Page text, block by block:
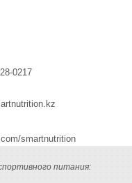
0217
smartnutrition
питания: